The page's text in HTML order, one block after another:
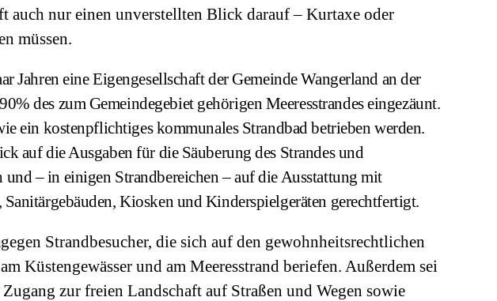
auch nur einen unverstellten Blick darauf – Kurtaxe oder
müssen.
Jahren eine Eigengesellschaft der Gemeinde Wangerland an der
des zum Gemeindegebiet gehörigen Meeresstrandes eingezäunt.
ein kostenpflichtiges kommunales Strandbad betrieben werden.
auf die Ausgaben für die Säuberung des Strandes und
und – in einigen Strandbereichen – auf die Ausstattung mit
Sanitärgebäuden, Kiosken und Kinderspielgeräten gerechtfertigt.
Strandbesucher, die sich auf den gewohnheitsrechtlichen
Küstengewässer und am Meeresstrand beriefen. Außerdem sei
zur freien Landschaft auf Straßen und Wegen sowie